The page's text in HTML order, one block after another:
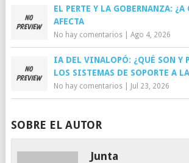
EL PERTE Y LA GOBERNANZA:
AFECTA
No hay comentarios| Ago 4, 2026
IA DEL VINALOPÓ: ¿QUÉ SON Y
LOS SISTEMAS DE SOPORTE A
No hay comentarios| Jul 23, 2026
SOBRE EL AUTOR
Junta